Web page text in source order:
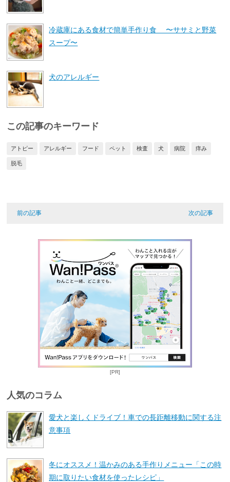
冷蔵庫にある食材で簡単手作り食 〜ササミと野菜
スープ〜
犬のアレルギー
この記事のキーワード
アトピー アレルギー フード ペット 検査 犬 病院 痒み
脱毛
前の記事 次の記事
[PR]
人気のコラム
愛犬と楽しくドライブ！車での長距離移動に関する注
意事項
冬にオススメ！温かみのある手作りメニュー「この時
期に取りたい食材を使ったレシピ」